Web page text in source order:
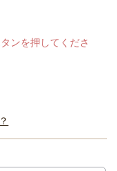
ンを押してくださ